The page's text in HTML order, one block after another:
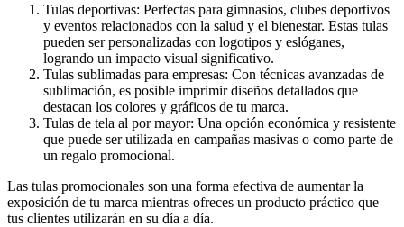
Tulas deportivas: Perfectas para gimnasios, clubes deportivos
y eventos relacionados con la salud y el bienestar. Estas tulas
pueden ser personalizadas con logotipos y eslóganes,
logrando un impacto visual significativo.
Tulas sublimadas para empresas: Con técnicas avanzadas de
sublimación, es posible imprimir diseños detallados que
destacan los colores y gráficos de tu marca.
Tulas de tela al por mayor: Una opción económica y resistente
que puede ser utilizada en campañas masivas o como parte de
un regalo promocional.
Las tulas promocionales son una forma efectiva de aumentar la
exposición de tu marca mientras ofreces un producto práctico que
tus clientes utilizarán en su día a día.